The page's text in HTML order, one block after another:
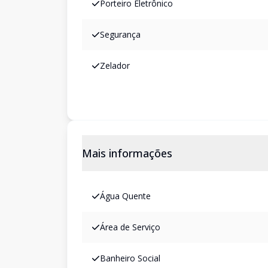
Porteiro Eletrônico
Segurança
Zelador
Mais informações
Água Quente
Área de Serviço
Banheiro Social